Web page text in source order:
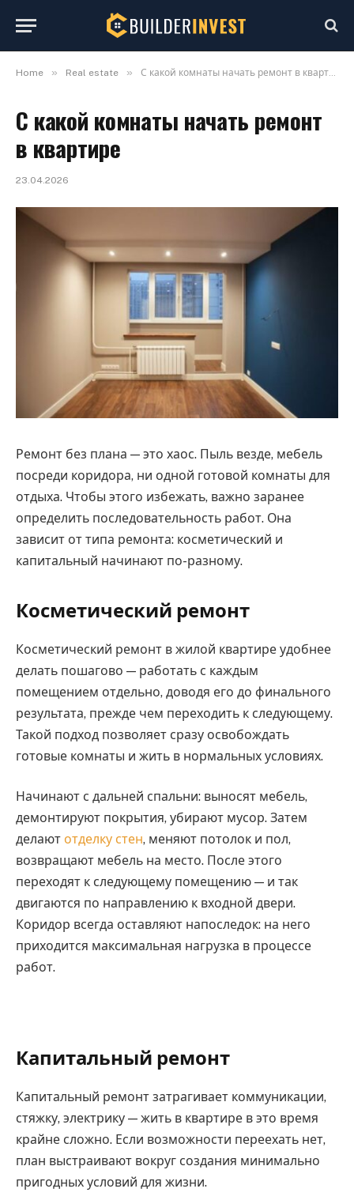
Home » Real estate » С какой комнаты начать ремонт в квартире
С какой комнаты начать ремонт
в квартире
23.04.2026
Ремонт без плана — это хаос. Пыль везде, мебель
посреди коридора, ни одной готовой комнаты для
отдыха. Чтобы этого избежать, важно заранее
определить последовательность работ. Она
зависит от типа ремонта: косметический и
капитальный начинают по-разному.
Косметический ремонт
Косметический ремонт в жилой квартире удобнее
делать пошагово — работать с каждым
помещением отдельно, доводя его до финального
результата, прежде чем переходить к следующему.
Такой подход позволяет сразу освобождать
готовые комнаты и жить в нормальных условиях.
Начинают с дальней спальни: выносят мебель,
демонтируют покрытия, убирают мусор. Затем
делают отделку стен, меняют потолок и пол,
возвращают мебель на место. После этого
переходят к следующему помещению — и так
двигаются по направлению к входной двери.
Коридор всегда оставляют напоследок: на него
приходится максимальная нагрузка в процессе
работ.
Капитальный ремонт
Капитальный ремонт затрагивает коммуникации,
стяжку, электрику — жить в квартире в это время
крайне сложно. Если возможности переехать нет,
план выстраивают вокруг создания минимально
пригодных условий для жизни.